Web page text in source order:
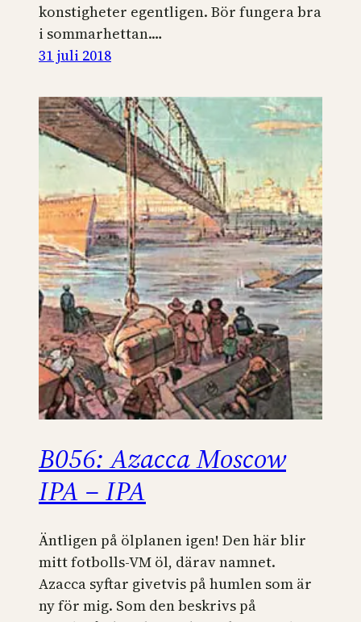
konstigheter egentligen. Bör fungera bra
i sommarhettan.…
31 juli 2018
B056: Azacca Moscow
IPA – IPA
Äntligen på ölplanen igen! Den här blir
mitt fotbolls-VM öl, därav namnet.
Azacca syftar givetvis på humlen som är
ny för mig. Som den beskrivs på